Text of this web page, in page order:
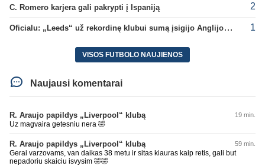
C. Romero karjera gali pakrypti į Ispaniją 2
Oficialu: „Leeds“ už rekordinę klubui sumą įsigijo Anglijos rinktinės vartininką 1
VISOS FUTBOLO NAUJIENOS
Naujausi komentarai
R. Araujo papildys „Liverpool“ klubą 19 min.
Uz magvaira getesniu nera 🤣
R. Araujo papildys „Liverpool“ klubą 59 min.
Gerai varzovams, van daikas 38 metu ir sitas kiauras kaip retis, gali but
nepadoriu skaiciu isvysim 🤣🤣